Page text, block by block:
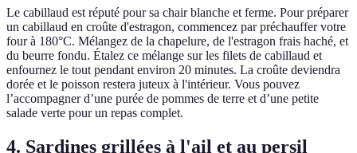
Le cabillaud est réputé pour sa chair blanche et ferme. Pour préparer
un cabillaud en croûte d'estragon, commencez par préchauffer votre
four à 180°C. Mélangez de la chapelure, de l'estragon frais haché, et
du beurre fondu. Étalez ce mélange sur les filets de cabillaud et
enfournez le tout pendant environ 20 minutes. La croûte deviendra
dorée et le poisson restera juteux à l'intérieur. Vous pouvez
l’accompagner d’une purée de pommes de terre et d’une petite
salade verte pour un repas complet.
4. Sardines grillées à l'ail et au persil